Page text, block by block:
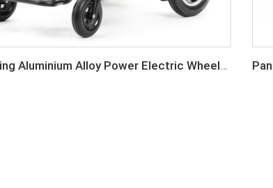
Folding Aluminium Alloy Power Electric Wheelchair